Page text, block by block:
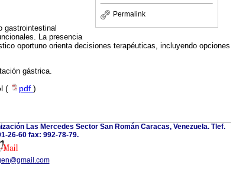
Permalink
gastrointestinal
La presencia
oportuno orienta decisiones terapéuticas, incluyendo opciones
gástrica.
( pdf )
Las Mercedes Sector San Román Caracas, Venezuela. Tlef.
26-60 fax: 992-78-79.